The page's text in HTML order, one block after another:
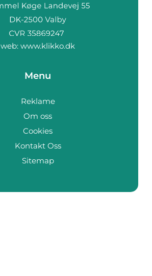
web: www.klikko.dk
Menu
Reklame
Om oss
Cookies
Kontakt Oss
Sitemap